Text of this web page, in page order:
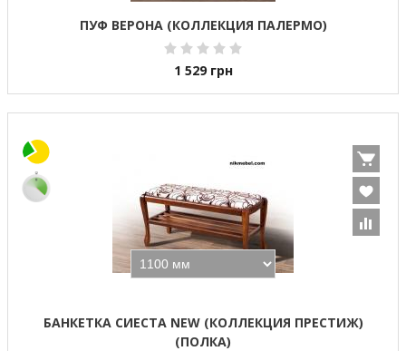
ПУФ ВЕРОНА (КОЛЛЕКЦИЯ ПАЛЕРМО)
1 529 грн
БАНКЕТКА СИЕСТА NEW (КОЛЛЕКЦИЯ ПРЕСТИЖ)
(ПОЛКА)